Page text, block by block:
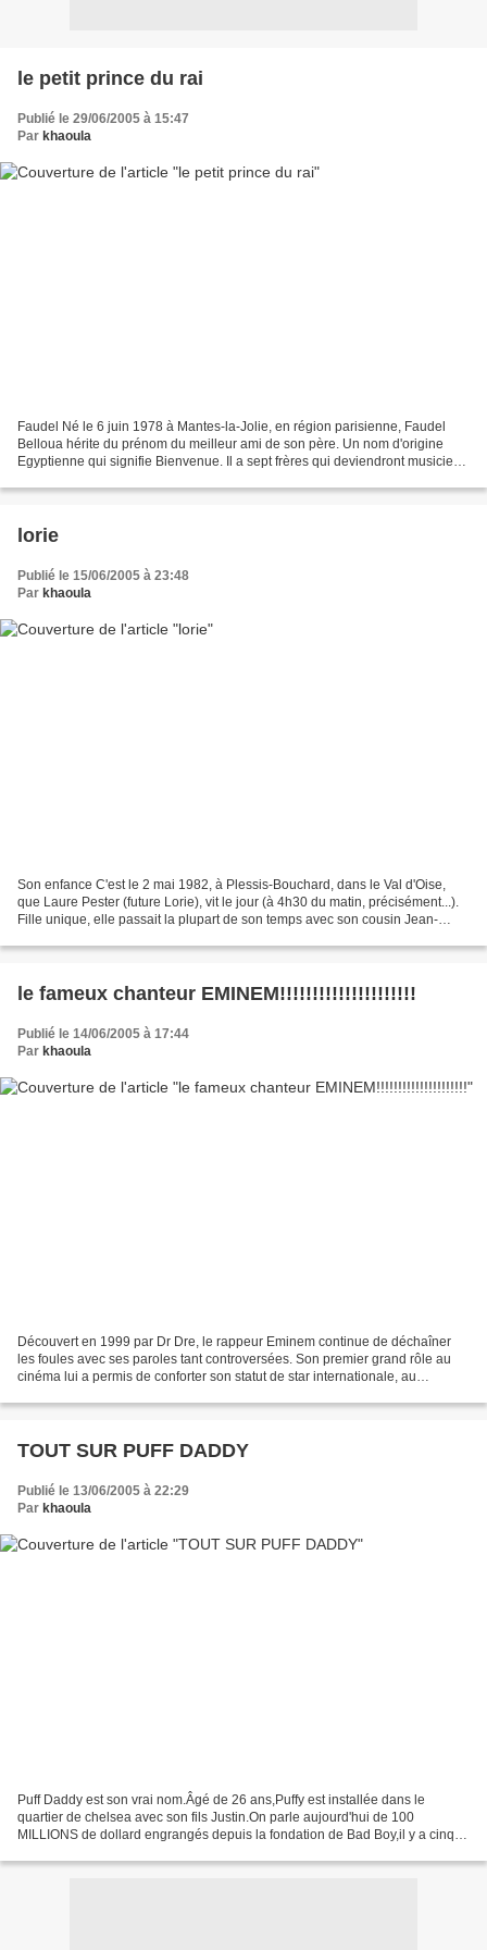
le petit prince du rai
Publié le 29/06/2005 à 15:47
Par khaoula
Faudel Né le 6 juin 1978 à Mantes-la-Jolie, en région parisienne, Faudel
Belloua hérite du prénom du meilleur ami de son père. Un nom d'origine
Egyptienne qui signifie Bienvenue. Il a sept frères qui deviendront musiciens
lorie
Publié le 15/06/2005 à 23:48
Par khaoula
Son enfance C'est le 2 mai 1982, à Plessis-Bouchard, dans le Val d'Oise,
que Laure Pester (future Lorie), vit le jour (à 4h30 du matin, précisément...).
Fille unique, elle passait la plupart de son temps avec son cousin Jean-
le fameux chanteur EMINEM!!!!!!!!!!!!!!!!!!!!!
Publié le 14/06/2005 à 17:44
Par khaoula
Découvert en 1999 par Dr Dre, le rappeur Eminem continue de déchaîner
les foules avec ses paroles tant controversées. Son premier grand rôle au
cinéma lui a permis de conforter son statut de star internationale, au
TOUT SUR PUFF DADDY
Publié le 13/06/2005 à 22:29
Par khaoula
Puff Daddy est son vrai nom.Âgé de 26 ans,Puffy est installée dans le
quartier de chelsea avec son fils Justin.On parle aujourd'hui de 100
MILLIONS de dollard engrangés depuis la fondation de Bad Boy,il y a cinq